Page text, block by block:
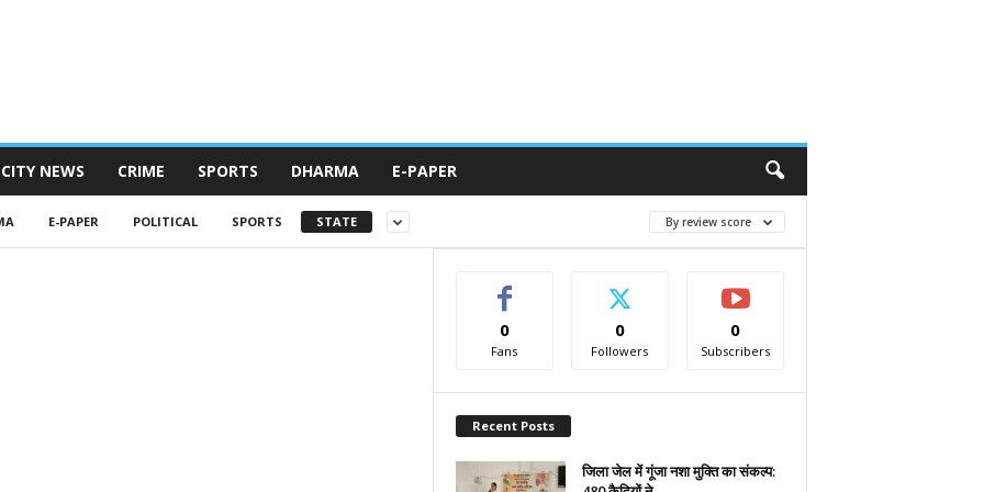
CITY NEWS CRIME SPORTS DHARMA E-PAPER
E-PAPER POLITICAL SPORTS STATE By review score
0
Fans
0
Followers
0
Subscribers
Recent Posts
जिला जेल में गूंजा नशा मुक्ति का संकल्प: